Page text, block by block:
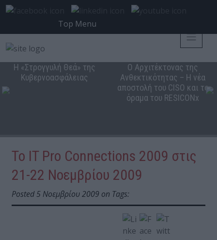
Top Menu
Η «Στρογγυλή Θεά» της
Κυβερνοασφάλειας
Ο Αρχιτέκτονας της
Ανθεκτικότητας – Η νέα
αποστολή του CISO και το
όραμα του RESICONx
To IT Pro Connections 2009 στις
21-22 Νοεμβρίου 2009
Posted 5 Νοεμβρίου 2009 on Tags: